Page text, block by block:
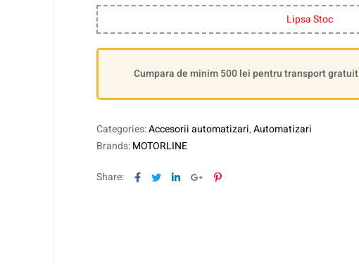
Lipsa Stoc
Cumpara de minim 500 lei pentru transport gratuit
Categories:Accesorii automatizari,Automatizari
Brands:MOTORLINE
Share: Facebook
TwitterLinkedinGoogle+Pinterest